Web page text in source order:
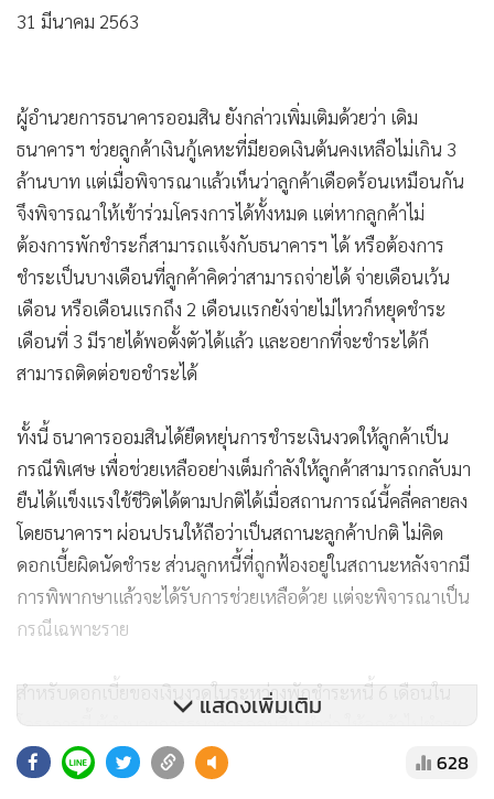
31 มีนาคม 2563
ผู้อำนวยการธนาคารออมสิน ยังกล่าวเพิ่มเติมด้วยว่า เดิม
ธนาคารฯ ช่วยลูกค้าเงินกู้เคหะที่มียอดเงินต้นคงเหลือไม่เกิน 3
ล้านบาท แต่เมื่อพิจารณาแล้วเห็นว่าลูกค้าเดือดร้อนเหมือนกัน
จึงพิจารณาให้เข้าร่วมโครงการได้ทั้งหมด แต่หากลูกค้าไม่
ต้องการพักชำระก็สามารถแจ้งกับธนาคารฯ ได้ หรือต้องการ
ชำระเป็นบางเดือนที่ลูกค้าคิดว่าสามารถจ่ายได้ จ่ายเดือนเว้น
เดือน หรือเดือนแรกถึง 2 เดือนแรกยังจ่ายไม่ไหวก็หยุดชำระ
เดือนที่ 3 มีรายได้พอตั้งตัวได้แล้ว และอยากที่จะชำระได้ก็
สามารถติดต่อขอชำระได้
ทั้งนี้ ธนาคารออมสินได้ยืดหยุ่นการชำระเงินงวดให้ลูกค้าเป็น
กรณีพิเศษ เพื่อช่วยเหลืออย่างเต็มกำลังให้ลูกค้าสามารถกลับมา
ยืนได้แข็งแรงใช้ชีวิตได้ตามปกติได้เมื่อสถานการณ์นี้คลี่คลายลง
โดยธนาคารฯ ผ่อนปรนให้ถือว่าเป็นสถานะลูกค้าปกติ ไม่คิด
ดอกเบี้ยผิดนัดชำระ ส่วนลูกหนี้ที่ถูกฟ้องอยู่ในสถานะหลังจากมี
การพิพากษาแล้วจะได้รับการช่วยเหลือด้วย แต่จะพิจารณาเป็น
กรณีเฉพาะราย
สำหรับดอกเบี้ยของเงินงวดในระหว่างพักชำระหนี้ 6 เดือนใน
โครงการนี้ ผู้อำนวยการธนาคารออมสิน ย้ำว่า ให้ลูกค้าไปชำระ
ในงวดสุดท้ายของสัญญา หรือเลือกวิธีเฉลี่ยจ่ายหลังพ้นจากช่วง
แสดงเพิ่มเติม
628